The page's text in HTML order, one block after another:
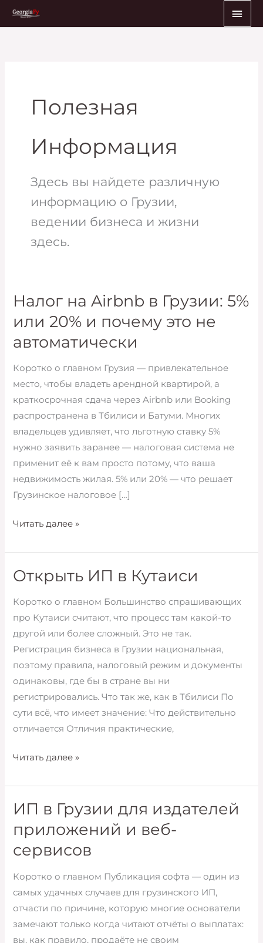
Перейти
Полезная
Информация
Здесь вы найдете различную
информацию о Грузии,
ведении бизнеса и жизни
здесь.
Налог на Airbnb в Грузии: 5%
или 20% и почему это не
автоматически
Коротко о главном Грузия — привлекательное
место, чтобы владеть арендной квартирой, а
краткосрочная сдача через Airbnb или Booking
распространена в Тбилиси и Батуми. Многих
владельцев удивляет, что льготную ставку 5%
нужно заявить заранее — налоговая система не
применит её к вам просто потому, что ваша
недвижимость жилая. 5% или 20% — что решает
Грузинское налоговое […]
Налог
Airbnb
в
Грузии:
5%
или
20%
и
почему
это
не
автоматически
Читать далее »
Открыть ИП в Кутаиси
Коротко о главном Большинство спрашивающих
про Кутаиси считают, что процесс там какой-то
другой или более сложный. Это не так.
Регистрация бизнеса в Грузии национальная,
поэтому правила, налоговый режим и документы
одинаковы, где бы в стране вы ни
регистрировались. Что так же, как в Тбилиси По
сути всё, что имеет значение: Что действительно
отличается Отличия практические,
Открыть
в
Кутаиси
Читать далее »
ИП в Грузии для издателей
приложений и веб-
сервисов
Коротко о главном Публикация софта — один из
самых удачных случаев для грузинского ИП,
отчасти по причине, которую многие основатели
замечают только когда читают отчёты о выплатах:
вы, как правило, продаёте не своим